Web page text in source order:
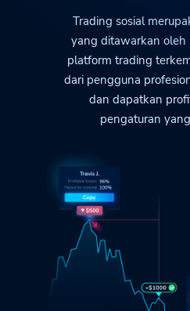
Trading sosial
yang ditawarkan oleh
platform trading
dari pengguna
dan dapatkan
pengaturan